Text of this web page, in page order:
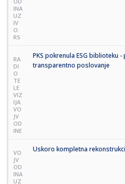
INA
UZ
IV
O.
RS
RA
DI
O
TE
LE
VIZ
IJA
VO
JV
OD
INE
PKS pokrenula ESG biblioteku
transparentno poslovanje
VO
JV
OD
INA
UZ
Uskoro kompletna